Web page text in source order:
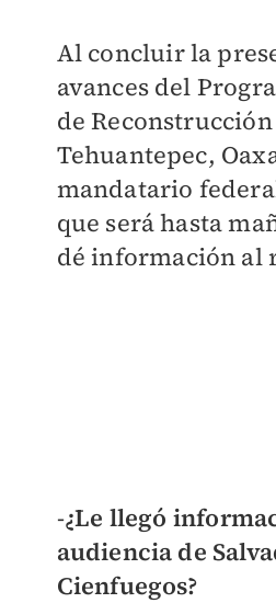
Al concluir la
avances del
de
Tehuantepec,
mandatario
que será hasta
dé información al
-¿Le llegó
audiencia de
Cienfuegos?